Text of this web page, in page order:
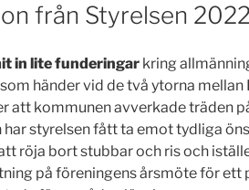
från Styrelsen
in lite funderingar kring
händer vid de två ytorna
att kommunen avverkade träden
har styrelsen fått ta emot tydliga
röja bort stubbar och ris och
på föreningens årsmöte för ett